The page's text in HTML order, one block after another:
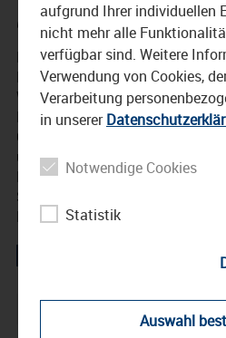
6. März 2024
Mit einer großartigen bunten
Eisstock Europameisterschaft
Waldkraiburg offiziell gestartet.
Bis zum 9. März werden Athleten
Gastmannschaften aus
um Medaillen kämpfen.
Nach der Eisstock
Sportstadt Waldkraiburg nun
Europameisterschaft 2024
aufgrund Ihrer individuellen
nicht mehr alle
verfügbar sind. Weitere
Verwendung von Cookies,
Verarbeitung
in unserer
Notwendige Cookies
Statistik
Auswahl